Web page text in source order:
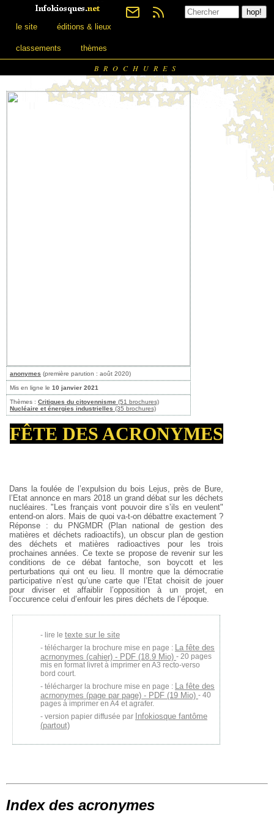
le site éditions & lieux
classements thèmes
BROCHURES
anonymes (première parution : août 2020)
Mis en ligne le 10 janvier 2021
Thèmes : Critiques du citoyennisme (51 brochures)
Nucléaire et énergies industrielles (35 brochures)
FÊTE DES ACRONYMES
Dans la foulée de l’expulsion du bois Lejus, près de Bure,
l’Etat annonce en mars 2018 un grand débat sur les déchets
nucléaires. "Les français vont pouvoir dire s’ils en veulent"
entend-on alors. Mais de quoi va-t-on débattre exactement ?
Réponse : du PNGMDR (Plan national de gestion des
matières et déchets radioactifs), un obscur plan de gestion
des déchets et matières radioactives pour les trois
prochaines années. Ce texte se propose de revenir sur les
conditions de ce débat fantoche, son boycott et les
perturbations qui ont eu lieu. Il montre que la démocratie
participative n’est qu’une carte que l’Etat choisit de jouer
pour diviser et affaiblir l’opposition à un projet, en
l’occurence celui d’enfouir les pires déchets de l’époque.
lire le texte sur le site
télécharger la brochure mise en page : La fête des
acrnonymes (cahier) - PDF (18.9 Mio) - 20 pages
mis en format livret à imprimer en A3 recto-verso
bord court.
télécharger la brochure mise en page : La fête des
acrnonymes (page par page) - PDF (19 Mio) - 40
pages à imprimer en A4 et agrafer.
version papier diffusée par Infokiosque fantôme
(partout)
Index des acronymes